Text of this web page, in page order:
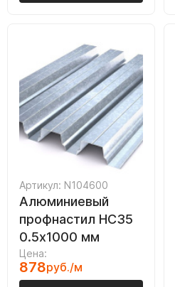
Артикул: N104600
Алюминиевый
профнастил НС35
0.5х1000 мм
Цена:
878руб./м